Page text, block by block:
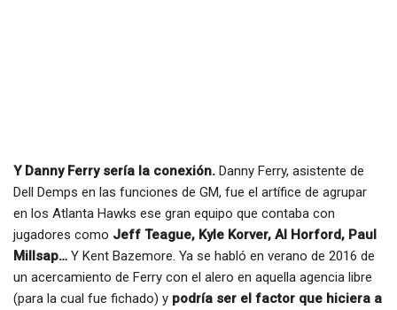
Y Danny Ferry sería la conexión. Danny Ferry, asistente de
Dell Demps en las funciones de GM, fue el artífice de agrupar
en los Atlanta Hawks ese gran equipo que contaba con
jugadores como Jeff Teague, Kyle Korver, Al Horford, Paul
Millsap… Y Kent Bazemore. Ya se habló en verano de 2016 de
un acercamiento de Ferry con el alero en aquella agencia libre
(para la cual fue fichado) y podría ser el factor que hiciera a